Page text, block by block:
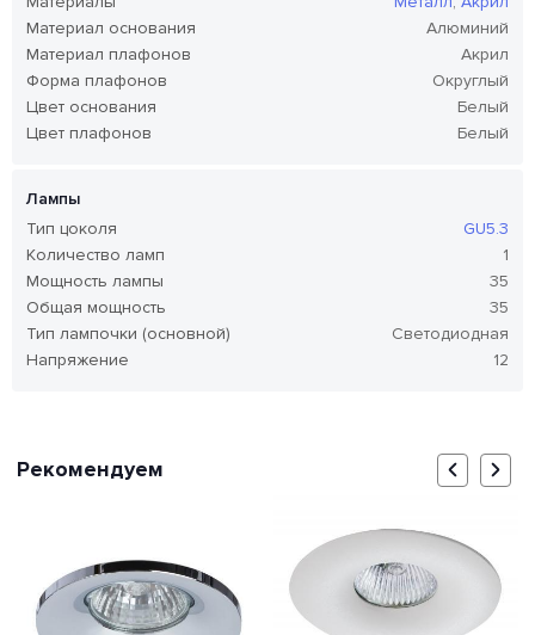
Материал основания
Алюминий
Материал плафонов
Акрил
Форма плафонов
Округлый
Цвет основания
Белый
Цвет плафонов
Белый
Лампы
Тип цоколя
GU5.3
Количество ламп
1
Мощность лампы
35
Общая мощность
35
Тип лампочки (основной)
Светодиодная
Напряжение
12
Рекомендуем